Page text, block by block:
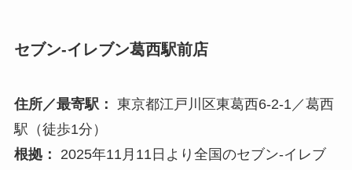
セブン-イレブン葛西駅前店
住所／最寄駅： 東京都江戸川区東葛西6-2-1／葛西
駅（徒歩1分）
根拠：
2025年11月11日より全国のセブン‐イレブ